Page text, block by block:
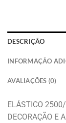
DESCRIÇÃO
INFORMAÇÃO
AVALIAÇÕES (0)
ELÁSTICO
DECORAÇÃO E